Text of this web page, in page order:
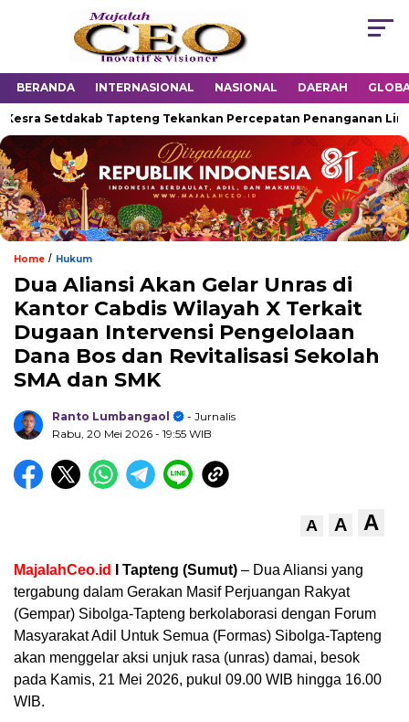
BERANDA INTERNASIONAL NASIONAL DAERAH
Tapteng Tekankan Percepatan Penanganan Lintas
Home / Hukum
Dua Aliansi Akan Gelar Unras di
Kantor Cabdis Wilayah X Terkait
Dugaan Intervensi Pengelolaan
Dana Bos dan Revitalisasi Sekolah
SMA dan SMK
Ranto Lumbangaol
- Jurnalis
Rabu, 20 Mei 2026 - 19:55 WIB
A A A
MajalahCeo.id I Tapteng (Sumut) – Dua Aliansi yang
tergabung dalam Gerakan Masif Perjuangan Rakyat
(Gempar) Sibolga-Tapteng berkolaborasi dengan Forum
Masyarakat Adil Untuk Semua (Formas) Sibolga-Tapteng
akan menggelar aksi unjuk rasa (unras) damai, besok
pada Kamis, 21 Mei 2026, pukul 09.00 WIB hingga 16.00
WIB.